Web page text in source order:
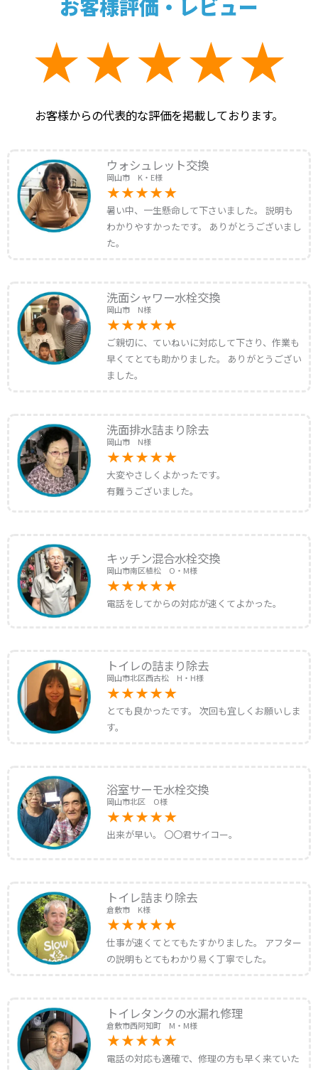
お客様評価・レビュー
お客様からの代表的な評価を掲載しております。
ウォシュレット交換
岡山市 K・E様
暑い中、一生懸命して下さいました。 説明も
わかりやすかったです。 ありがとうございまし
た。
洗面シャワー水栓交換
岡山市 N様
ご親切に、ていねいに対応して下さり、作業も
早くてとても助かりました。 ありがとうござい
ました。
洗面排水詰まり除去
岡山市 N様
大変やさしくよかったです。
有難うございました。
キッチン混合水栓交換
岡山市南区植松 O・M様
電話をしてからの対応が速くてよかった。
トイレの詰まり除去
岡山市北区西古松 H・H様
とても良かったです。 次回も宜しくお願いしま
す。
浴室サーモ水栓交換
岡山市北区 O様
出来が早い。 〇〇君サイコー。
トイレ詰まり除去
倉敷市 K様
仕事が速くてとてもたすかりました。 アフター
の説明もとてもわかり易く丁寧でした。
トイレタンクの水漏れ修理
倉敷市西阿知町 M・M様
電話の対応も適確で、修理の方も早く来ていた